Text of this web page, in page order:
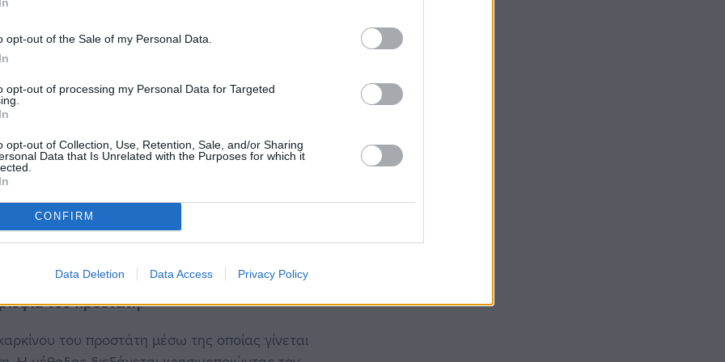
opt-out of the Sale of my Personal Data.
opt-out of processing my Personal Data for Targeted
opt-out of Collection, Use, Retention, Sale, and/or Sharing
Data that Is Unrelated with the Purposes for which it
CONFIRM
Data Deletion Data Access Privacy Policy
την κλασική βιοψία του προστάτη
και στη χαρτογράφηση ύποπτων
μία αρνητική βιοψία. Με τον τρόπο αυτό στην
δείγματα εκλεκτικά από τα σημεία που η
να υποκρύπτεται κάποια κακοήθεια.
καμία αμφιβολία. Συνήθως γίνεται δια μέσου
Είναι απλή και συνήθως γίνεται με
του προστάτη, δηλαδή η διενέργεια της βιοψίας
οι ουρολοιμώξεις και τυχόν επιπλοκές
του προστάτη.
του προστάτη μέσω της οποίας γίνεται